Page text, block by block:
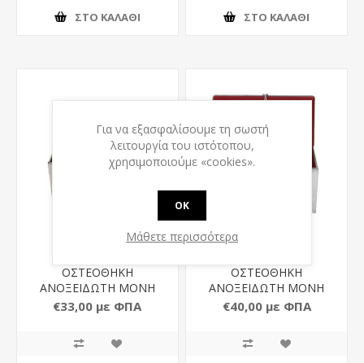
ΣΤΟ ΚΑΛΆΘΙ ΣΤΟ ΚΑΛΆΘΙ
ΟΣΤΕΟΘΗΚΗ
ΑΝΟΞΕΙΔΩΤΗ ΜΟΝΗ
ΑΝΤΥΤΗ
€33,00 με ΦΠΑ
ΟΣΤΕΟΘΗΚΗ
ΑΝΟΞΕΙΔΩΤΗ ΜΟΝΗ
ΝΤΥΜΕΝΗ
€40,00 με ΦΠΑ
Για να εξασφαλίσουμε τη σωστή
λειτουργία του ιστότοπου,
χρησιμοποιούμε «cookies».
OK
Μάθετε περισσότερα